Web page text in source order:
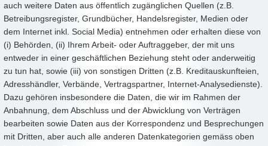
auch weitere Daten aus öffentlich zugänglichen Quellen (z.B.
Betreibungsregister, Grundbücher, Handelsregister, Medien oder
dem Internet inkl. Social Media) entnehmen oder erhalten diese von
(i) Behörden, (ii) Ihrem Arbeit- oder Auftraggeber, der mit uns
entweder in einer geschäftlichen Beziehung steht oder anderweitig
zu tun hat, sowie (iii) von sonstigen Dritten (z.B. Kreditauskunfteien,
Adresshändler, Verbände, Vertragspartner, Internet-Analysedienste).
Dazu gehören insbesondere die Daten, die wir im Rahmen der
Anbahnung, dem Abschluss und der Abwicklung von Verträgen
bearbeiten sowie Daten aus der Korrespondenz und Besprechungen
mit Dritten, aber auch alle anderen Datenkategorien gemäss oben